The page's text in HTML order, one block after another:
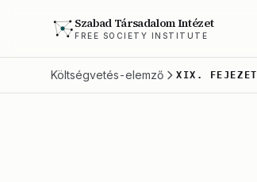
Szabad Társadalom Intézet
FREE SOCIETY INSTITUTE
Költségvetés-elemző XIX. FEJEZET